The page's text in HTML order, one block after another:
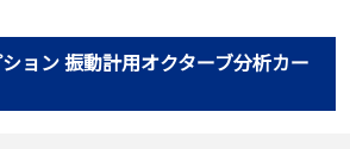
ョン 振動計用オクターブ分析カー